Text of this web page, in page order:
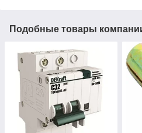
Подобные товары